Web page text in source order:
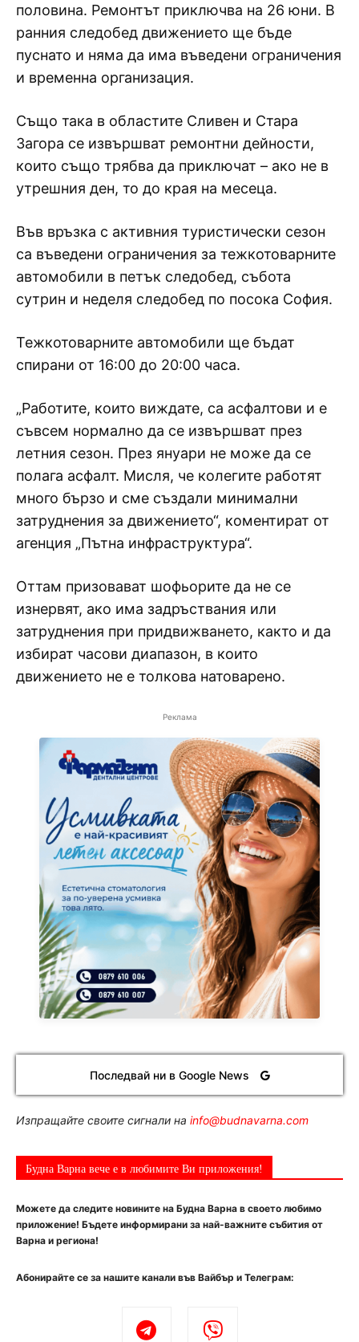
половина. Ремонтът приключва на 26 юни. В
ранния следобед движението ще бъде
пуснато и няма да има въведени ограничения
и временна организация.
Също така в областите Сливен и Стара
Загора се извършват ремонтни дейности,
които също трябва да приключат – ако не в
утрешния ден, то до края на месеца.
Във връзка с активния туристически сезон
са въведени ограничения за тежкотоварните
автомобили в петък следобед, събота
сутрин и неделя следобед по посока София.
Тежкотоварните автомобили ще бъдат
спирани от 16:00 до 20:00 часа.
„Работите, които виждате, са асфалтови и е
съвсем нормално да се извършват през
летния сезон. През януари не може да се
полага асфалт. Мисля, че колегите работят
много бързо и сме създали минимални
затруднения за движението“, коментират от
агенция „Пътна инфраструктура“.
Оттам призовават шофьорите да не се
изнервят, ако има задръствания или
затруднения при придвижването, както и да
избират часови диапазон, в които
движението не е толкова натоварено.
Реклама
Последвай ни в Google News
Изпращайте своите сигнали на info@budnavarna.com
Будна Варна вече е в любимите Ви приложения!
Можете да следите новините на Будна Варна в своето любимо
приложение! Бъдете информирани за най-важните събития от
Варна и региона!
Абонирайте се за нашите канали във Вайбър и Телеграм: